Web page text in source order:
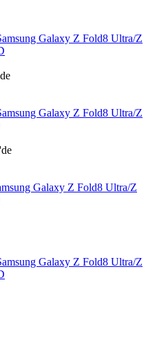
Galaxy Z Fold8 Ultra/Z
Galaxy Z Fold8 Ultra/Z
Galaxy Z Fold8 Ultra/Z
Galaxy Z Fold8 Ultra/Z